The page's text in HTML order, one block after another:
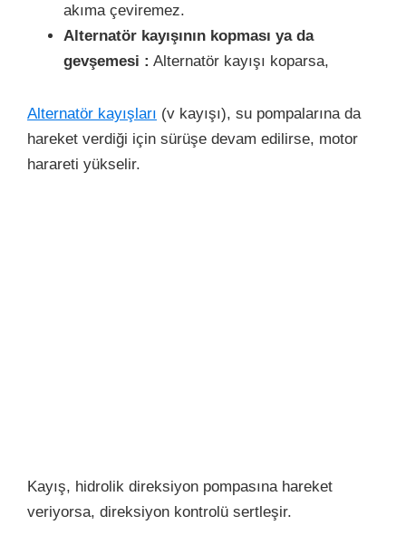
akıma çeviremez.
Alternatör kayışının kopması ya da
gevşemesi : Alternatör kayışı koparsa,
Alternatör kayışları (v kayışı), su pompalarına da
hareket verdiği için sürüşe devam edilirse, motor
harareti yükselir.
Kayış, hidrolik direksiyon pompasına hareket
veriyorsa, direksiyon kontrolü sertleşir.